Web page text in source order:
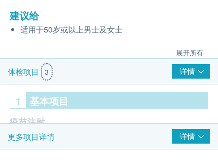
建议给
适用于50岁或以上男士及女士
展开所有
体检项目 3 详情
1 基本项目
疫苗注射
带状疱疹「生蛇」疫苗 (SHINGRIX) (1 针)
更多项目详情 详情